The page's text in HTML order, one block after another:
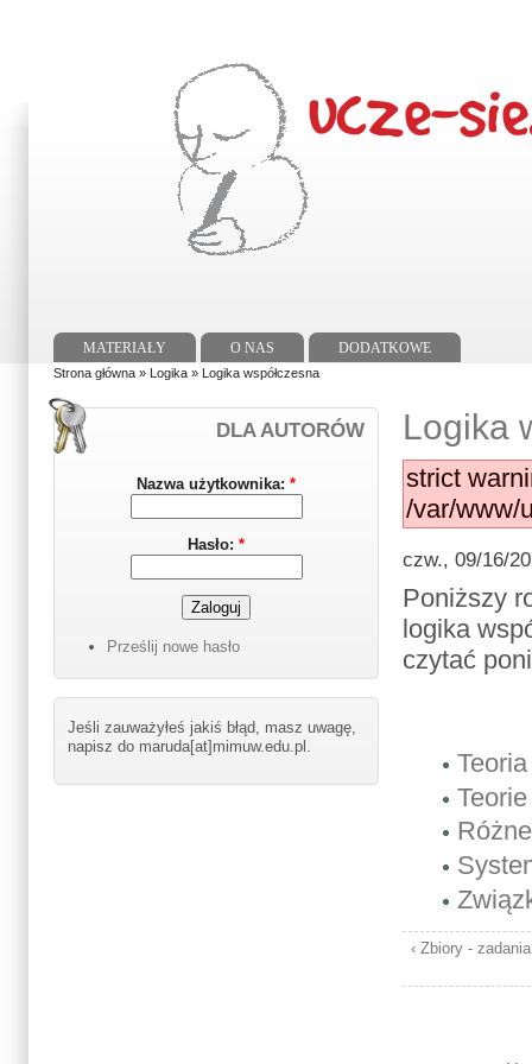
MATERIAŁY O NAS DODATKOWE
Strona główna » Logika » Logika współczesna
Logika
strict
/var/www/
czw., 09/16/
Poniższy
logika
czytać
‹ Zbiory - zadania
DLA AUTORÓW
Nazwa użytkownika: *
Hasło: *
Prześlij nowe hasło
Jeśli zauważyłeś jakiś błąd, masz uwagę,
napisz do maruda[at]mimuw.edu.pl.